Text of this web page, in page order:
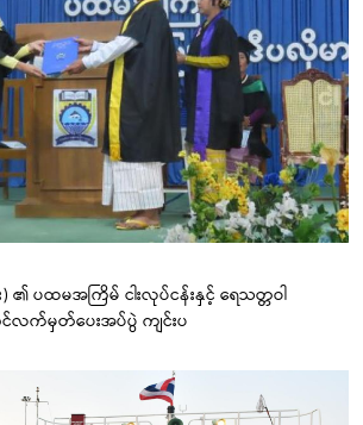
၏ ပထမအကြိမ် ငါးလုပ်ငန်းနှင့် ရေသတ္တဝါ
င်လက်မှတ်ပေးအပ်ပွဲ ကျင်းပ